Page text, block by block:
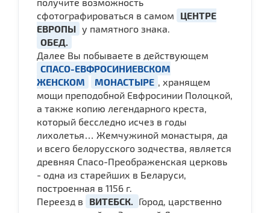
сфотографироваться в самом
ЦЕНТРЕ
ЕВРОПЫ у памятного знака.
ОБЕД.
Далее Вы побываете в действующем
СПАСО-ЕВФРОСИНИЕВСКОМ
ЖЕНСКОМ
МОНАСТЫРЕ
, хранящем
мощи преподобной Евфросинии Полоцкой,
а также копию легендарного креста,
который бесследно исчез в годы
лихолетья… Жемчужиной монастыря, да
и всего белорусского зодчества, является
древняя Спасо-Преображенская церковь
- одна из старейших в Беларуси,
построенная в 1156 г.
Переезд в
ВИТЕБСК. Город, царственно